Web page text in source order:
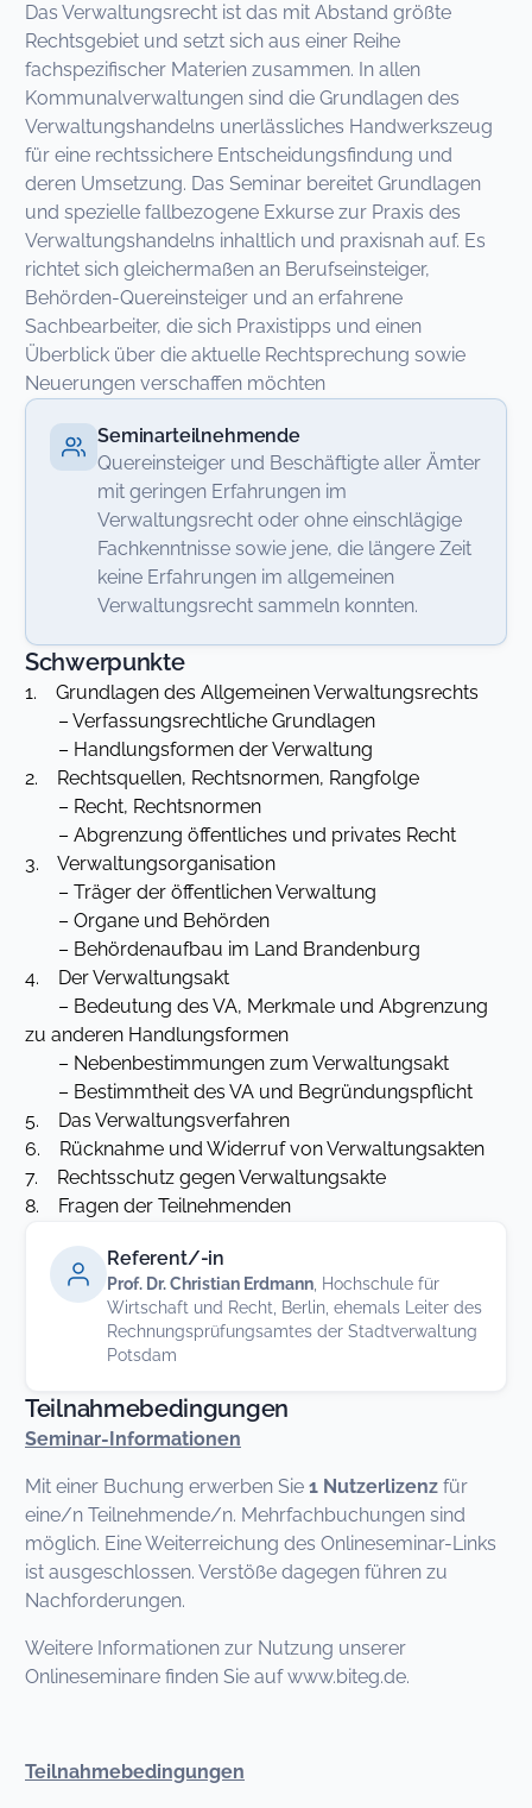
Das Verwaltungsrecht ist das mit Abstand größte
Rechtsgebiet und setzt sich aus einer Reihe
fachspezifischer Materien zusammen. In allen
Kommunalverwaltungen sind die Grundlagen des
Verwaltungshandelns unerlässliches Handwerkszeug
für eine rechtssichere Entscheidungsfindung und
deren Umsetzung. Das Seminar bereitet Grundlagen
und spezielle fallbezogene Exkurse zur Praxis des
Verwaltungshandelns inhaltlich und praxisnah auf. Es
richtet sich gleichermaßen an Berufseinsteiger,
Behörden-Quereinsteiger und an erfahrene
Sachbearbeiter, die sich Praxistipps und einen
Überblick über die aktuelle Rechtsprechung sowie
Neuerungen verschaffen möchten
Seminarteilnehmende
Quereinsteiger und Beschäftigte aller Ämter
mit geringen Erfahrungen im
Verwaltungsrecht oder ohne einschlägige
Fachkenntnisse sowie jene, die längere Zeit
keine Erfahrungen im allgemeinen
Verwaltungsrecht sammeln konnten.
Schwerpunkte
1. Grundlagen des Allgemeinen Verwaltungsrechts
– Verfassungsrechtliche Grundlagen
– Handlungsformen der Verwaltung
2. Rechtsquellen, Rechtsnormen, Rangfolge
– Recht, Rechtsnormen
– Abgrenzung öffentliches und privates Recht
3. Verwaltungsorganisation
– Träger der öffentlichen Verwaltung
– Organe und Behörden
– Behördenaufbau im Land Brandenburg
4. Der Verwaltungsakt
– Bedeutung des VA, Merkmale und Abgrenzung
zu anderen Handlungsformen
– Nebenbestimmungen zum Verwaltungsakt
– Bestimmtheit des VA und Begründungspflicht
5. Das Verwaltungsverfahren
6. Rücknahme und Widerruf von Verwaltungsakten
7. Rechtsschutz gegen Verwaltungsakte
8. Fragen der Teilnehmenden
Referent/-in
Prof. Dr. Christian Erdmann , Hochschule für
Wirtschaft und Recht, Berlin, ehemals Leiter des
Rechnungsprüfungsamtes der Stadtverwaltung
Potsdam
Teilnahmebedingungen
Seminar-Informationen
Mit einer Buchung erwerben Sie 1 Nutzerlizenz für
eine/n Teilnehmende/n. Mehrfachbuchungen sind
möglich. Eine Weiterreichung des Onlineseminar-Links
ist ausgeschlossen. Verstöße dagegen führen zu
Nachforderungen.
Weitere Informationen zur Nutzung unserer
Onlineseminare finden Sie auf www.biteg.de.
Teilnahmebedingungen